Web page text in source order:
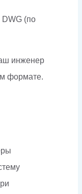
(по
инженер
формате.